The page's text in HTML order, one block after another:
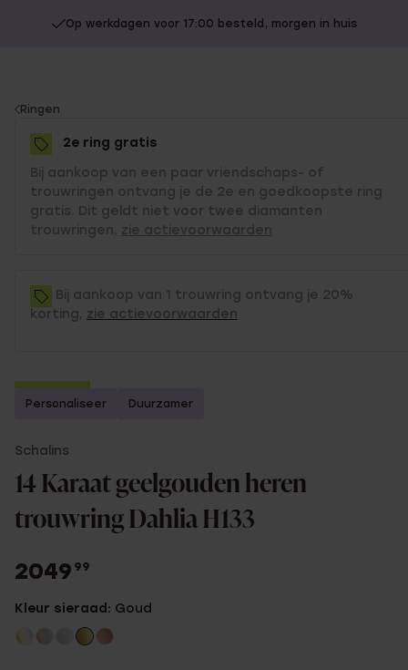
Op werkdagen voor 17:00 besteld, morgen in huis
You
are
here:
Ringen
2e ring gratis
Bij aankoop van een paar vriendschaps- of
trouwringen ontvang je de 2e en goedkoopste ring
gratis. Dit geldt niet voor twee diamanten
trouwringen, zie actievoorwaarden
Bij aankoop van 1 trouwring ontvang je 20%
korting, zie actievoorwaarden
2e gratis
Personaliseer Duurzamer
Schalins
14 Karaat geelgouden heren
trouwring Dahlia H133
2049 99
Kleur sieraad: Goud